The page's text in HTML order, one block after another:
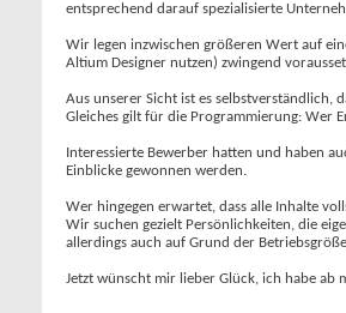
entsprechend darauf spezialisierte
Wir legen inzwischen größeren Wert auf
Altium Designer nutzen) zwingend
Aus unserer Sicht ist es selbstverständlich,
Gleiches gilt für die Programmierung: Wer
Interessierte Bewerber hatten und haben
Einblicke gewonnen werden.
Wer hingegen erwartet, dass alle Inhalte
Wir suchen gezielt Persönlichkeiten, die
allerdings auch auf Grund der
Jetzt wünscht mir lieber Glück, ich habe ab